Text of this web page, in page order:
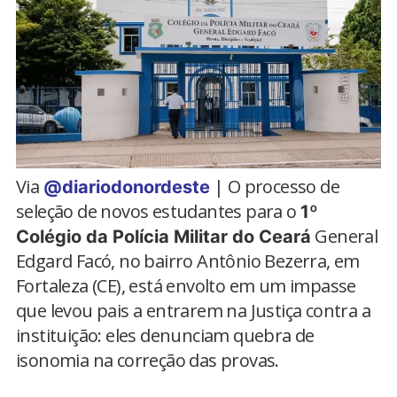
Via @diariodonordeste| O processo de
seleção de novos estudantes para o 1º
Colégio da Polícia Militar do Ceará General
Edgard Facó, no bairro Antônio Bezerra, em
Fortaleza (CE), está envolto em um impasse
que levou pais a entrarem na Justiça contra a
instituição: eles denunciam quebra de
isonomia na correção das provas.